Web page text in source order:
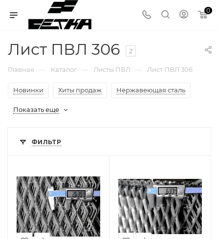
0
Лист ПВЛ 306 2
Главная — Каталог — Листы ПВЛ — Лист ПВЛ 306
Новинки Хиты продаж Нержавеющая сталь
Показать еще
ФИЛЬТР